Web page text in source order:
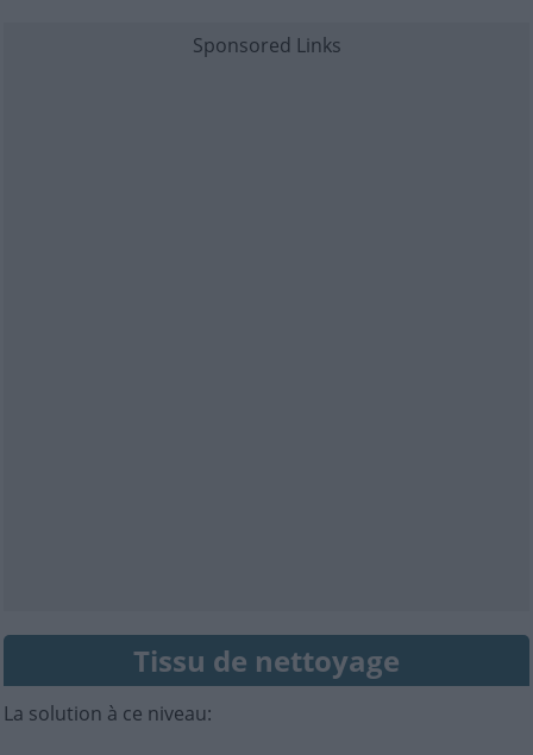
Sponsored Links
Tissu de nettoyage
La solution à ce niveau: